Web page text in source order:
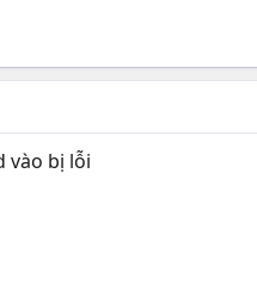
vào bị lỗi